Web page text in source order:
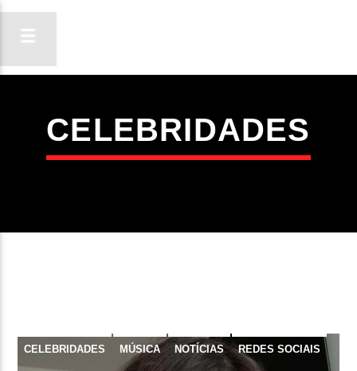
ON FM
LIGA-TE
CELEBRIDADES
CELEBRIDADES MÚSICA NOTÍCIAS REDES SOCIAIS